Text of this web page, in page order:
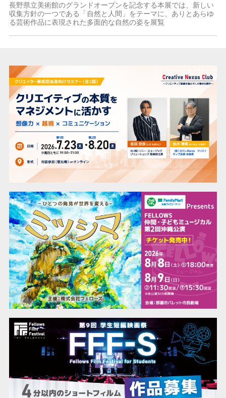
長野県立美術館のグランドオープンを記念する本展では、新しい
収集方針の一つである「自然と人間」をテーマに、ありとあらゆ
る芸術作品に表現された多面的な自然の姿を展覧